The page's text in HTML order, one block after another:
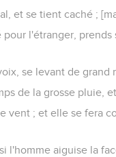
et se tient caché ;
l'étranger,
se levant de grand
de la grosse pluie,
vent ; et elle se fera
l'homme aiguise la